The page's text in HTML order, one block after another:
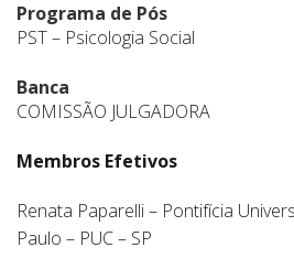
Programa de Pós
PST – Psicologia Social
Banca
COMISSÃO JULGADORA
Membros Efetivos
Renata Paparelli – Pontifícia
Paulo – PUC – SP